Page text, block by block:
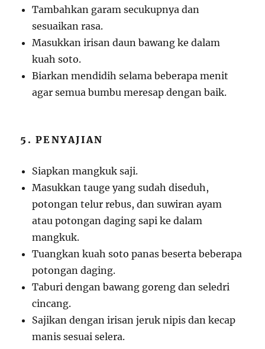
Tambahkan garam secukupnya dan
sesuaikan rasa.
Masukkan irisan daun bawang ke dalam
kuah soto.
Biarkan mendidih selama beberapa menit
agar semua bumbu meresap dengan baik.
5. PENYAJIAN
Siapkan mangkuk saji.
Masukkan tauge yang sudah diseduh,
potongan telur rebus, dan suwiran ayam
atau potongan daging sapi ke dalam
mangkuk.
Tuangkan kuah soto panas beserta beberapa
potongan daging.
Taburi dengan bawang goreng dan seledri
cincang.
Sajikan dengan irisan jeruk nipis dan kecap
manis sesuai selera.